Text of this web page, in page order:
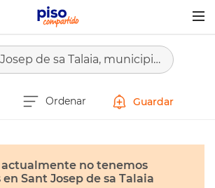
Sant Josep de sa Talaia, municipio de Islas Baleares - Illes Balears
Ordenar Guardar
actualmente no tenemos
Sant Josep de sa Talaia